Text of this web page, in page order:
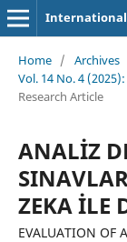
Home / Archives
Vol. 14 No. 4
Research Article
ANALİZ
ZEKA İLE
EVALUATION OF